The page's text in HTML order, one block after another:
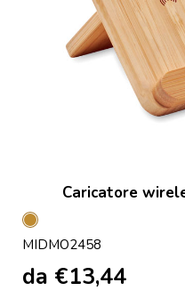
Caricatore
Legno
MIDMO2458
da €13,44